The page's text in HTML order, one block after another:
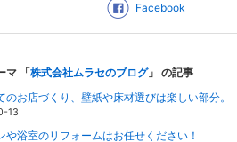
Facebook
マ 「株式会社ムラセのブログ」 の記事
のお店づくり、壁紙や床材選びは楽しい部分。
13
や浴室のリフォームはお任せください！